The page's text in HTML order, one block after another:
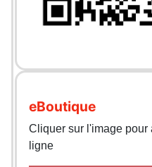
eBoutique
Cliquer sur l'image pour
ligne